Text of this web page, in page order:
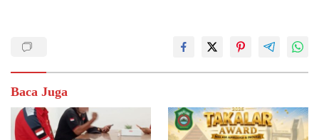
Baca Juga